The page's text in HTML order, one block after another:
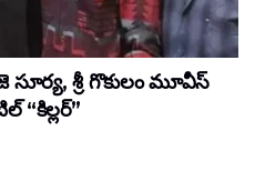
శ్రీ గొకులం మూవీస్‌